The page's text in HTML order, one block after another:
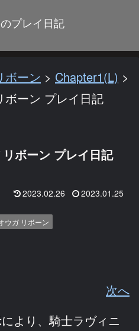
プレイ日記
ボーン > Chapter1(L) >
ボーン プレイ日記
ボーン プレイ日記
2023.02.26 2023.01.25
ウガ リボーン
次へ
より、騎士ラヴィニ